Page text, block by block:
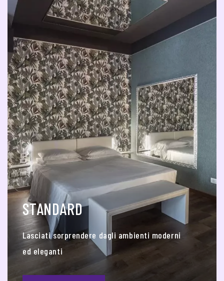
STANDARD
Lasciati sorprendere dagli ambienti moderni
ed eleganti